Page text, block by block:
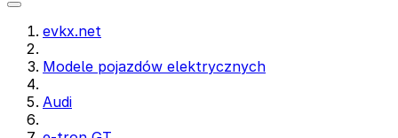
evkx.net
Modele pojazdów elektrycznych
Audi